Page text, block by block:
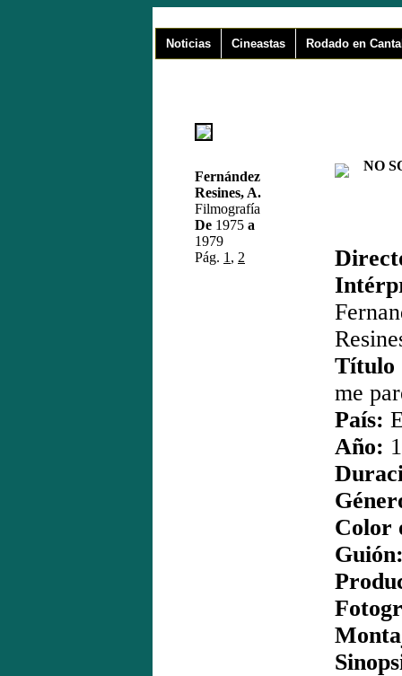
Noticias Cineastas Rodado en
Fernández
Resines, A.
Filmografía
De 1975 a
1979
Pág. 1 , 2
NO
me
País:
Año:
Color